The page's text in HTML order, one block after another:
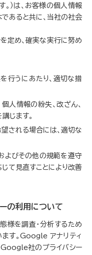
。）は、お客様の個人情報
あると共に、当社の社会
定め、確実な実行に努め
行うにあたり、適切な措
人情報の紛失、改ざん、
じます。
される場合には、適切な
よびその他の規範を遵守
て見直すことにより改善
の利用について
様を調査・分析するため
す。Google アナリティ
Google社のプライバシー